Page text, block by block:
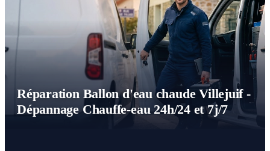
Réparation Ballon d'eau chaude Villejuif -
Dépannage Chauffe-eau 24h/24 et 7j/7